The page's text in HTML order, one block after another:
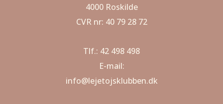
4000 Roskilde
CVR nr: 40 79 28 72
Tlf.: 42 498 498
E-mail:
info@lejetojsklubben.dk